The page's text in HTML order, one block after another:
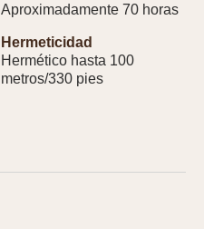
Aproximadamente 70 horas
Hermeticidad
Hermético hasta 100
metros/330 pies